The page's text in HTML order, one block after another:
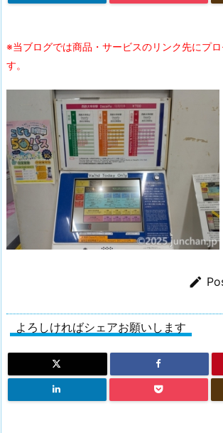
※当ブログでは商品・サービスのリンク先にプ
す。

よろしければシェアお願いします